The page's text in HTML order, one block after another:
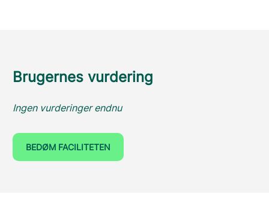
Brugernes vurdering
Ingen vurderinger endnu
BEDØM FACILITETEN